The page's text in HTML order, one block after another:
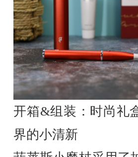
开箱&组装：时尚礼
界的小清新